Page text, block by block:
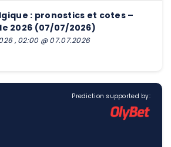
: pronostics et cotes –
2026 (07/07/2026)
, 02:00 @ 07.07.2026
Prediction supported by: